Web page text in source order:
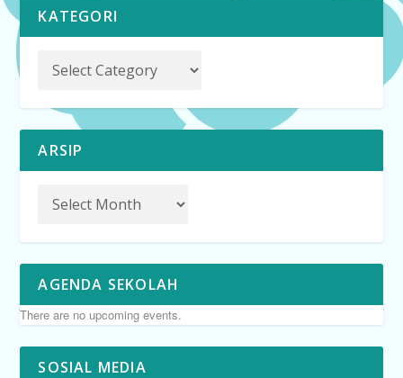
KATEGORI
ARSIP
AGENDA SEKOLAH
There are no upcoming events.
SOSIAL MEDIA